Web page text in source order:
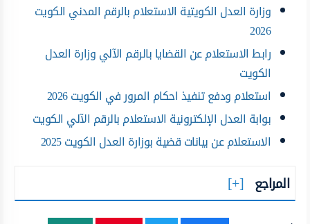
وزارة العدل الكويتية الاستعلام بالرقم المدني الكويت
2026
رابط الاستعلام عن القضايا بالرقم الآلي وزارة العدل
الكويت
استعلام ودفع تنفيذ احكام المرور في الكويت 2026
بوابة العدل الإلكترونية الاستعلام بالرقم الآلي الكويت
الاستعلام عن بيانات قضية بوزارة العدل الكويت 2025
المراجع